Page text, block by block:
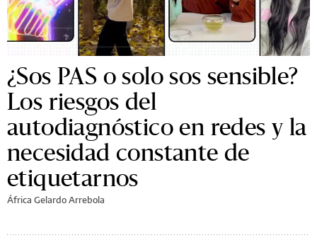
¿Sos PAS o solo sos sensible?
Los riesgos del
autodiagnóstico en redes y la
necesidad constante de
etiquetarnos
África Gelardo Arrebola